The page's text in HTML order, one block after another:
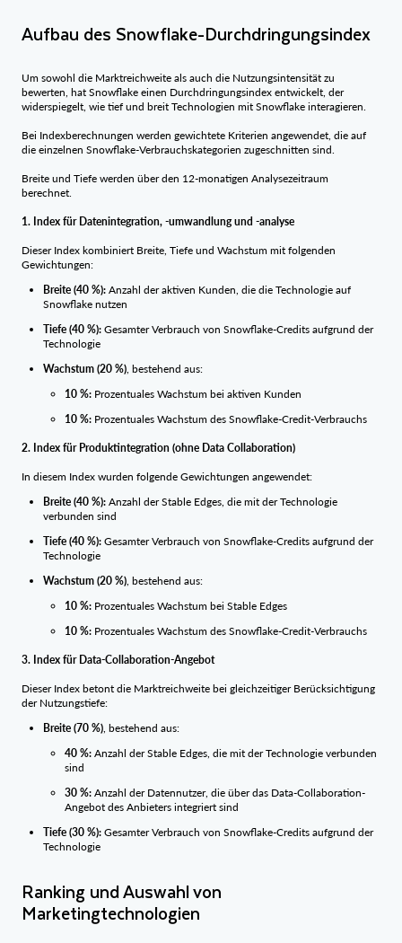
Aufbau des Snowflake-Durchdringungsindex
Um sowohl die Marktreichweite als auch die Nutzungsintensität zu
bewerten, hat Snowflake einen Durchdringungsindex entwickelt, der
widerspiegelt, wie tief und breit Technologien mit Snowflake interagieren.
Bei Indexberechnungen werden gewichtete Kriterien angewendet, die auf
die einzelnen Snowflake-Verbrauchskategorien zugeschnitten sind.
Breite und Tiefe werden über den 12-monatigen Analysezeitraum
berechnet.
1. Index für Datenintegration, -umwandlung und -analyse
Dieser Index kombiniert Breite, Tiefe und Wachstum mit folgenden
Gewichtungen:
Breite (40 %): Anzahl der aktiven Kunden, die die Technologie auf
Snowflake nutzen
Tiefe (40 %): Gesamter Verbrauch von Snowflake-Credits aufgrund der
Technologie
Wachstum (20 %), bestehend aus:
10 %: Prozentuales Wachstum bei aktiven Kunden
10 %: Prozentuales Wachstum des Snowflake-Credit-Verbrauchs
2. Index für Produktintegration (ohne Data Collaboration)
In diesem Index wurden folgende Gewichtungen angewendet:
Breite (40 %): Anzahl der Stable Edges, die mit der Technologie
verbunden sind
Tiefe (40 %): Gesamter Verbrauch von Snowflake-Credits aufgrund der
Technologie
Wachstum (20 %), bestehend aus:
10 %: Prozentuales Wachstum bei Stable Edges
10 %: Prozentuales Wachstum des Snowflake-Credit-Verbrauchs
3. Index für Data-Collaboration-Angebot
Dieser Index betont die Marktreichweite bei gleichzeitiger Berücksichtigung
der Nutzungstiefe:
Breite (70 %), bestehend aus:
40 %: Anzahl der Stable Edges, die mit der Technologie verbunden
sind
30 %: Anzahl der Datennutzer, die über das Data-Collaboration-
Angebot des Anbieters integriert sind
Tiefe (30 %): Gesamter Verbrauch von Snowflake-Credits aufgrund der
Technologie
Ranking und Auswahl von
Marketingtechnologien